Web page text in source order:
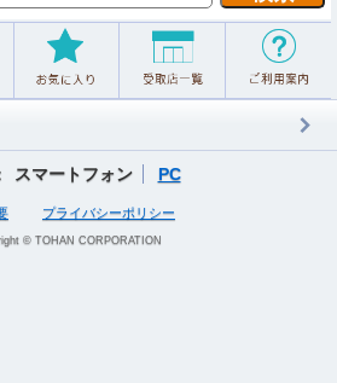
スマートフォン PC
プライバシーポリシー
© TOHAN CORPORATION